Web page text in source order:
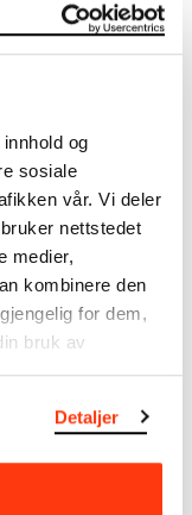
og
sosiale
vår. Vi deler
nettstedet
medier,
kombinere den
for dem,
bruk av
Detaljer
jevnlig i
Vi tar
000 unike
27 000 unike
samlingen
Oslo
Ludvig O.